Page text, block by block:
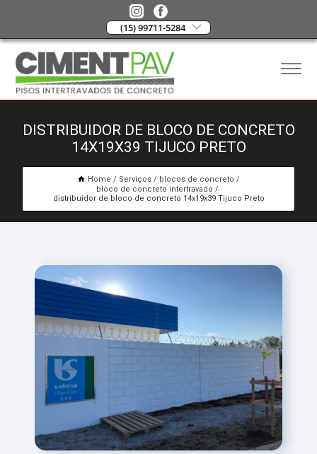
(15) 99711-5284
DISTRIBUIDOR DE BLOCO DE CONCRETO
14X19X39 TIJUCO PRETO
Home Serviços
blocos de concreto
bloco de concreto intertravado
distribuidor de bloco de concreto 14x19x39 Tijuco Preto